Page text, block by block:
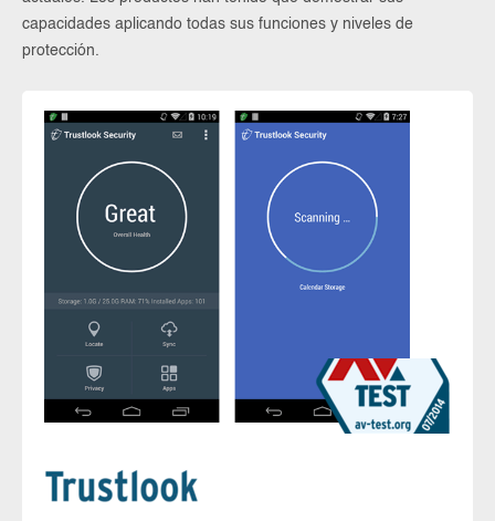
capacidades aplicando todas sus funciones y niveles de
protección.